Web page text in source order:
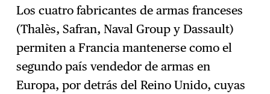
Los cuatro fabricantes de armas franceses
(Thalès, Safran, Naval Group y Dassault)
permiten a Francia mantenerse como el
segundo país vendedor de armas en
Europa, por detrás del Reino Unido, cuyas